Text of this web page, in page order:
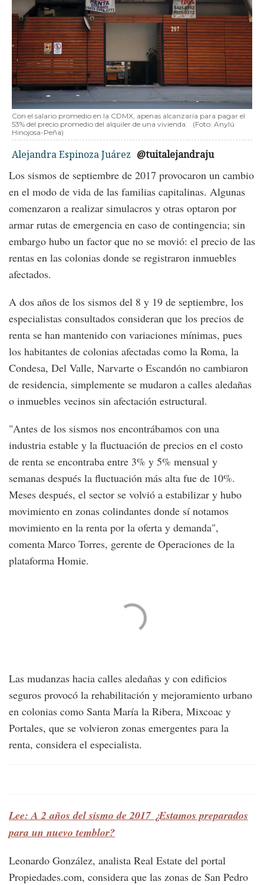
Con el salario promedio en la CDMX, apenas alcanzaría para pagar el
53% del precio promedio del alquiler de una vivienda.
(Foto: Anylú
Hinojosa-Peña)
Alejandra Espinoza Juárez @tuitalejandraju
Los sismos de septiembre de 2017 provocaron un cambio
en el modo de vida de las familias capitalinas. Algunas
comenzaron a realizar simulacros y otras optaron por
armar rutas de emergencia en caso de contingencia; sin
embargo hubo un factor que no se movió: el precio de las
rentas en las colonias donde se registraron inmuebles
afectados.
A dos años de los sismos del 8 y 19 de septiembre, los
especialistas consultados consideran que los precios de
renta se han mantenido con variaciones mínimas, pues
los habitantes de colonias afectadas como la Roma, la
Condesa, Del Valle, Narvarte o Escandón no cambiaron
de residencia, simplemente se mudaron a calles aledañas
o inmuebles vecinos sin afectación estructural.
"Antes de los sismos nos encontrábamos con una
industria estable y la fluctuación de precios en el costo
de renta se encontraba entre 3% y 5% mensual y
semanas después la fluctuación más alta fue de 10%.
Meses después, el sector se volvió a estabilizar y hubo
movimiento en zonas colindantes donde sí notamos
movimiento en la renta por la oferta y demanda",
comenta Marco Torres, gerente de Operaciones de la
plataforma Homie.
Las mudanzas hacia calles aledañas y con edificios
seguros provocó la rehabilitación y mejoramiento urbano
en colonias como Santa María la Ribera, Mixcoac y
Portales, que se volvieron zonas emergentes para la
renta, considera el especialista.
Lee: A 2 años del sismo de 2017 ¿Estamos preparados
para un nuevo temblor?
Leonardo González, analista Real Estate del portal
Propiedades.com, considera que las zonas de San Pedro